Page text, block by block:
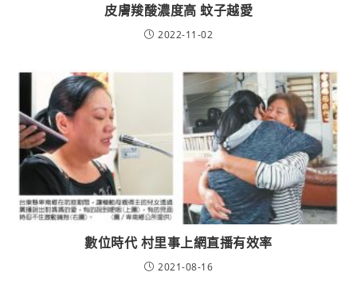
皮膚羧酸濃度高 蚊子越愛
2022-11-02
數位時代 村里事上網直播有效率
2021-08-16